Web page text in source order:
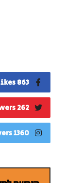
863 Likes
262 Followers
1360 Followers